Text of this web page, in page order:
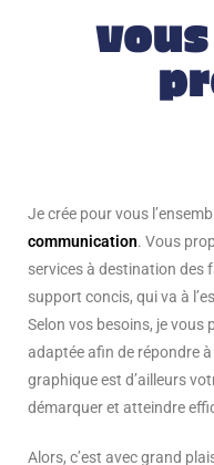
Je crée pour vous
communication. Vous
services à destination des
support concis, qui va à
Selon vos besoins, je
adaptée afin de répondre
graphique est d’ailleurs
démarquer et atteindre
Alors, c’est avec grand